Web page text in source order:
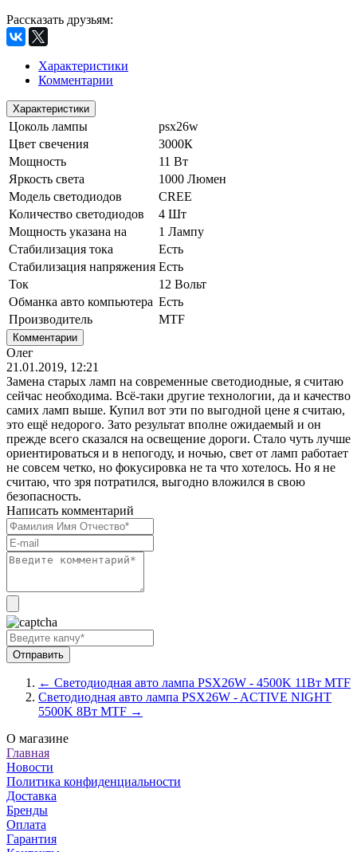
Рассказать друзьям:
Характеристики
Комментарии
Характеристики
Цоколь лампы
psx26w
Цвет свечения
3000К
Мощность
11 Вт
Яркость света
1000 Люмен
Модель светодиодов
CREE
Количество светодиодов
4 Шт
Мощность указана на
1 Лампу
Стабилизация тока
Есть
Стабилизация напряжения Есть
Ток
12 Вольт
Обманка авто компьютера Есть
Производитель
MTF
Комментарии
Олег
21.01.2019, 12:21
Замена старых ламп на современные светодиодные, я считаю
сейчас необходима. Всё-таки другие технологии, да и качество
самих ламп выше. Купил вот эти по выгодной цене я считаю,
это ещё недорого. Зато результат вполне ожидаемый и он
прежде всего сказался на освещение дороги. Стало чуть лучше
ориентироваться и в непогоду, и ночью, свет от ламп работает
не совсем четко, но фокусировка не та что хотелось. Но я не
считаю, что зря потратился, выгодно вложился в свою
безопасность.
Написать комментарий
← Светодиодная авто лампа PSX26W - 4500K 11Вт MTF
Светодиодная авто лампа PSX26W - ACTIVE NIGHT
5500K 8Вт MTF →
О магазине
Главная
Новости
Политика конфиденциальности
Доставка
Бренды
Оплата
Гарантия